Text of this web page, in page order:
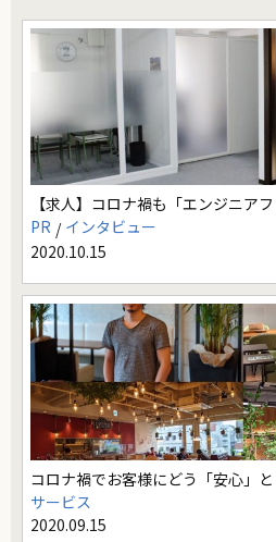
【求人】コロナ禍も「エンジニア
PR
インタビュー
2020.10.15
コロナ禍でお客様にどう「安心」
サービス
2020.09.15